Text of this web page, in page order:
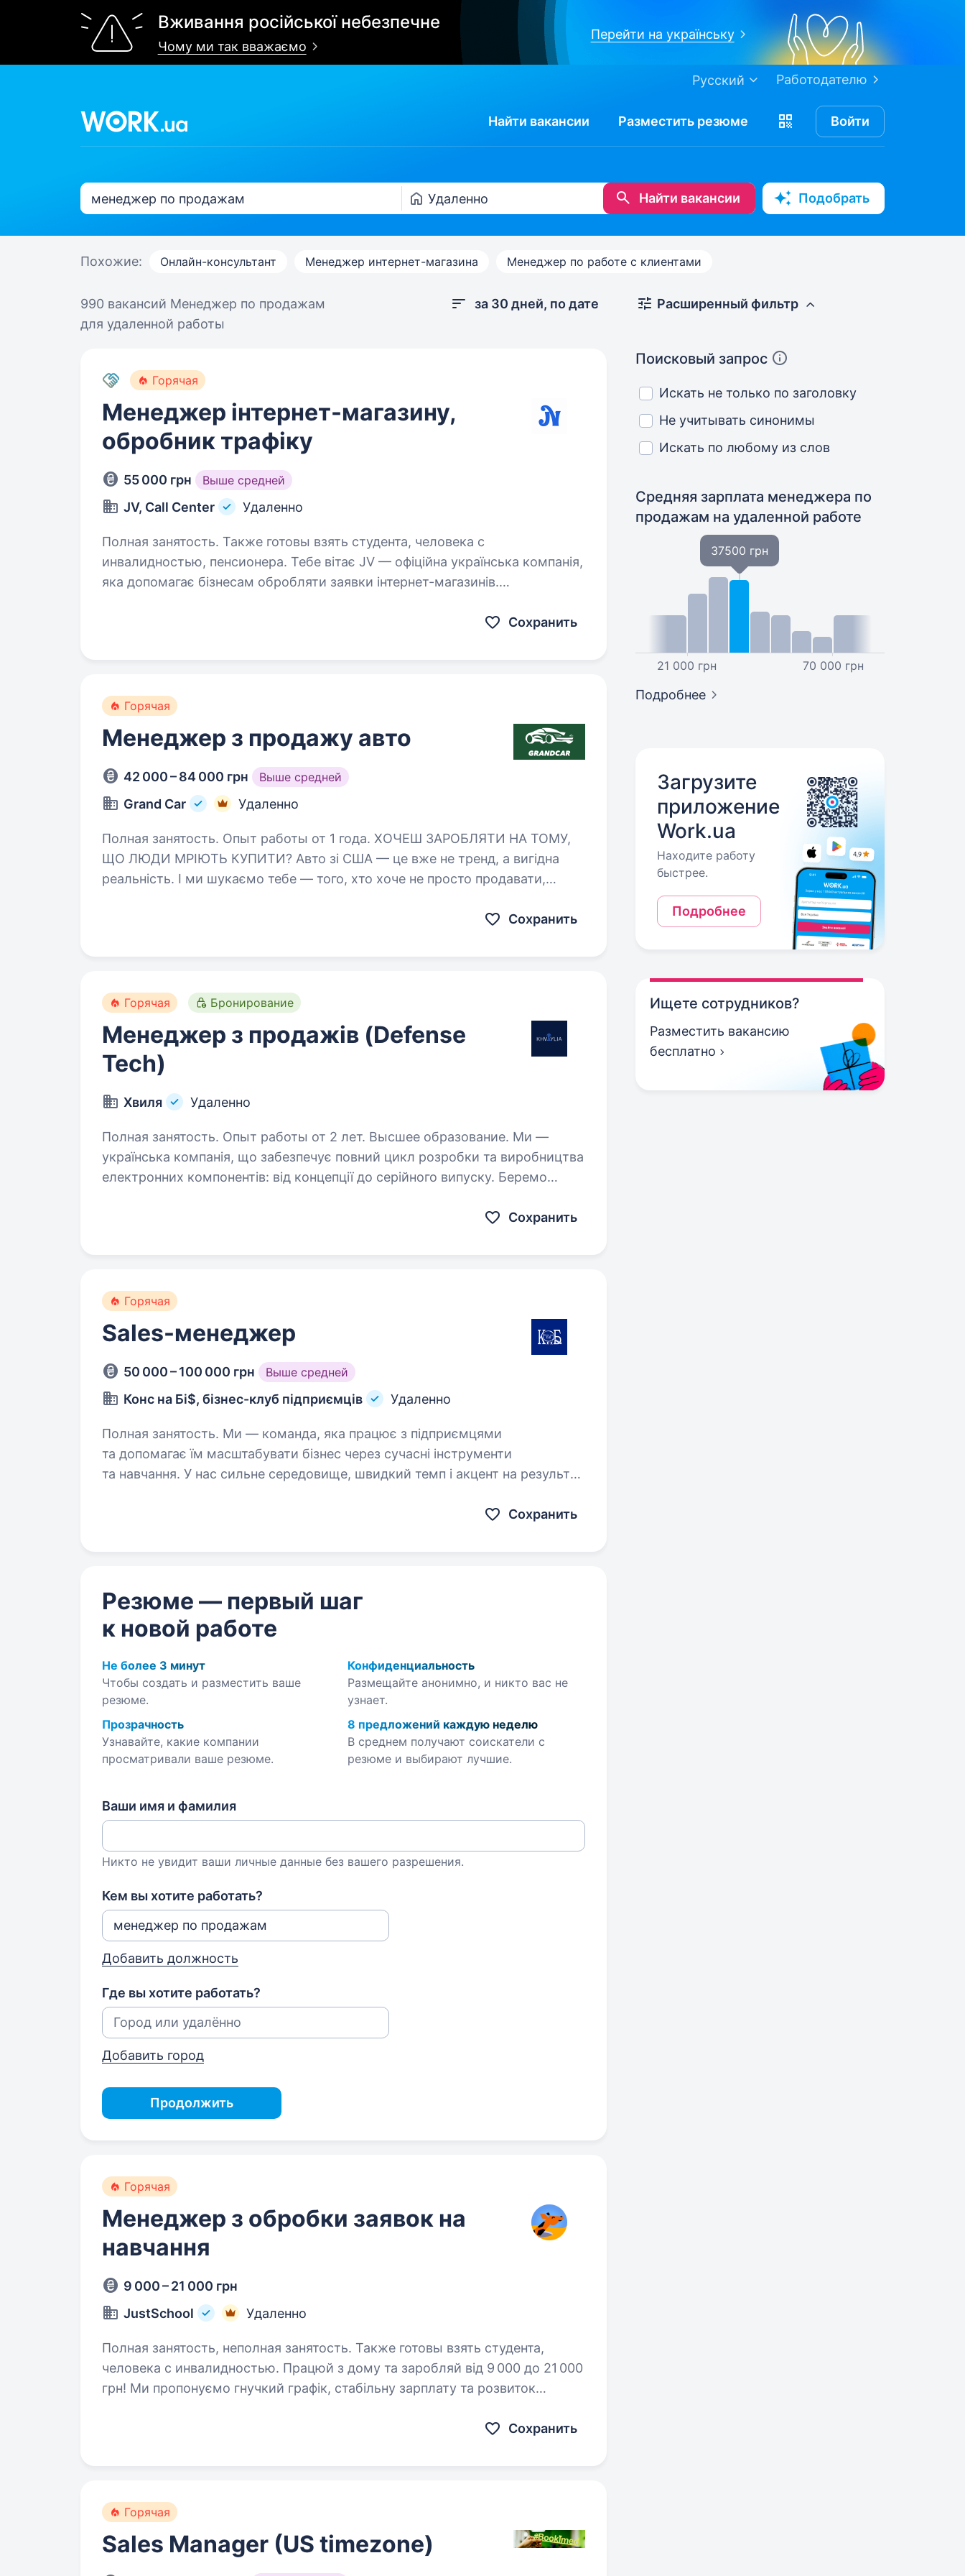
Вживання російської небезпечне
Чому ми так вважаємо
Перейти на українську
Работодателю
Русский
Найти вакансии Разместить резюме Войти
Найти вакансии Подобрать
Похожие: Онлайн-консультант Менеджер интернет-магазина Менеджер по работе с клиентами
990 вакансий Менеджер по продажам
для удаленной работы
за 30 дней, по дате
Горячая
Менеджер інтернет-магазину,
обробник трафіку
55 000 грн Выше средней
JV, Call Center Удаленно
Полная занятость. Также готовы взять студента, человека с
инвалидностью, пенсионера. Тебе вітає JV — офіційна українська компанія,
яка допомагає бізнесам обробляти заявки інтернет-магазинів.
Сохранить
Горячая
Менеджер з продажу авто
42 000 – 84 000 грн Выше средней
Grand Car Удаленно
Полная занятость. Опыт работы от 1 года. ХОЧЕШ ЗАРОБЛЯТИ НА ТОМУ,
ЩО ЛЮДИ МРІЮТЬ КУПИТИ? Авто зі США — це вже не тренд, а вигідна
реальність. І ми шукаємо тебе — того, хто хоче не просто продавати,
Сохранить
Горячая Бронирование
Менеджер з продажів (Defense
Tech)
Хвиля Удаленно
Полная занятость. Опыт работы от 2 лет. Высшее образование. Ми —
українська компанія, що забезпечує повний цикл розробки та виробництва
електронних компонентів: від концепції до серійного випуску. Беремо
Сохранить
Горячая
Sales-менеджер
50 000 – 100 000 грн Выше средней
Конс на Бі$, бізнес-клуб підприємців Удаленно
Полная занятость. Ми — команда, яка працює з підприємцями
та допомагає їм масштабувати бізнес через сучасні інструменти
та навчання. У нас сильне середовище, швидкий темп і акцент на результат,
Сохранить
Резюме — первый шаг
к новой работе
Не более 3 минут
Чтобы создать и разместить ваше
резюме.
Конфиденциальность
Размещайте анонимно, и никто вас не
узнает.
Прозрачность
Узнавайте, какие компании
просматривали ваше резюме.
8 предложений каждую неделю
В среднем получают соискатели с
резюме и выбирают лучшие.
Ваши имя и фамилия
Никто не увидит ваши личные данные без вашего разрешения.
Кем вы хотите работать?
Добавить должность
Где вы хотите работать?
Добавить город
Продолжить
Горячая
Менеджер з обробки заявок на
навчання
9 000 – 21 000 грн
JustSchool
Удаленно
Полная занятость, неполная занятость. Также готовы взять студента,
человека с инвалидностью. Працюй з дому та заробляй від 9 000 до 21 000
грн! Ми пропонуємо гнучкий графік, стабільну зарплату та розвиток
Сохранить
Горячая
Sales Manager (US timezone)
Расширенный фильтр
Поисковый запрос
Искать не только по заголовку
Не учитывать синонимы
Искать по любому из слов
Средняя зарплата менеджера по
продажам на удаленной работе
21 000 грн
37500 грн
70 000 грн
Подробнее
Загрузите
приложение
Work.ua
Находите работу
быстрее.
Подробнее
Ищете сотрудников?
Разместить вакансию
бесплатно